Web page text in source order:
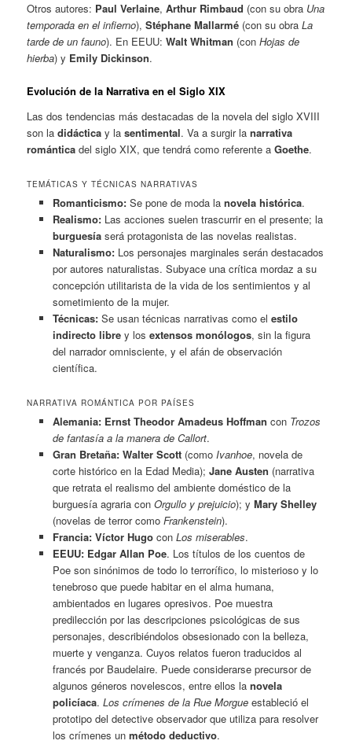
Otros autores: Paul Verlaine,Arthur Rimbaud (con su obra Una
temporada en el infierno),Stéphane Mallarmé (con su obraLa
tarde de un fauno). En EEUU:Walt Whitman (conHojas de
hierba) y Emily Dickinson.
Evolución de la Narrativa en el Siglo XIX
Las dos tendencias más destacadas de la novela del siglo XVIII
son ladidáctica y lasentimental. Va a surgir lanarrativa
romántica del siglo XIX, que tendrá como referente aGoethe.
TEMÁTICAS Y TÉCNICAS NARRATIVAS
Romanticismo:Se pone de moda la novela histórica.
Realismo:Las acciones suelen trascurrir en el presente; la
burguesíaserá protagonista de las novelas realistas.
Naturalismo:Los personajes marginales serán destacados
por autores naturalistas. Subyace una crítica mordaz a su
concepción utilitarista de la vida de los sentimientos y al
sometimiento de la mujer.
Técnicas:Se usan técnicas narrativas como el estilo
indirecto librey los extensos monólogos, sin la figura
del narrador omnisciente, y el afán de observación
científica.
NARRATIVA ROMÁNTICA POR PAÍSES
Alemania: Ernst Theodor Amadeus Hoffman con Trozos
de fantasía a la manera de Callort.
Gran Bretaña: Walter Scott(como Ivanhoe, novela de
corte histórico en la Edad Media); Jane Austen (narrativa
que retrata el realismo del ambiente doméstico de la
burguesía agraria con Orgullo y prejuicio); y Mary Shelley
(novelas de terror como Frankenstein).
Francia: Víctor Hugocon Los miserables.
EEUU: Edgar Allan Poe. Los títulos de los cuentos de
Poe son sinónimos de todo lo terrorífico, lo misterioso y lo
tenebroso que puede habitar en el alma humana,
ambientados en lugares opresivos. Poe muestra
predilección por las descripciones psicológicas de sus
personajes, describiéndolos obsesionado con la belleza,
muerte y venganza. Cuyos relatos fueron traducidos al
francés por Baudelaire. Puede considerarse precursor de
algunos géneros novelescos, entre ellos la novela
policíaca. Los crímenes de la Rue Morgueestableció el
prototipo del detective observador que utiliza para resolver
los crímenes un método deductivo.